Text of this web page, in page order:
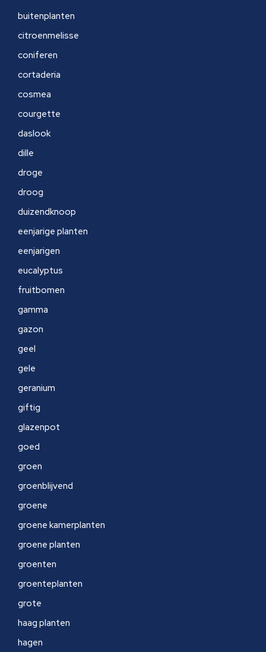
buitenplanten
citroenmelisse
coniferen
cortaderia
cosmea
courgette
daslook
dille
droge
droog
duizendknoop
eenjarige planten
eenjarigen
eucalyptus
fruitbomen
gamma
gazon
geel
gele
geranium
giftig
glazenpot
goed
groen
groenblijvend
groene
groene kamerplanten
groene planten
groenten
groenteplanten
grote
haag planten
hagen